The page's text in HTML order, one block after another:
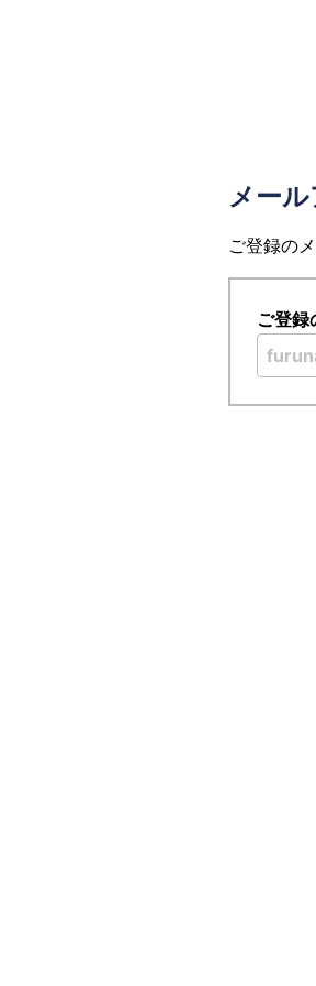
メー
ご登録の
ご登録